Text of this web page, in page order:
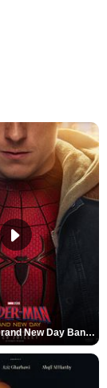
Spider-Man: Brand New Day Bande-annonce VO STFR